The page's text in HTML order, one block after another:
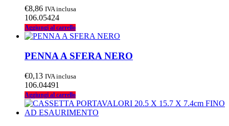
€8,86 IVA inclusa
106.05424
Aggiungi al carrello
PENNA A SFERA NERO
€0,13 IVA inclusa
106.04491
Aggiungi al carrello